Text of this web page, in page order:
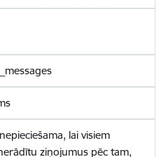
lai visiem
ziņojumus pēc tam,